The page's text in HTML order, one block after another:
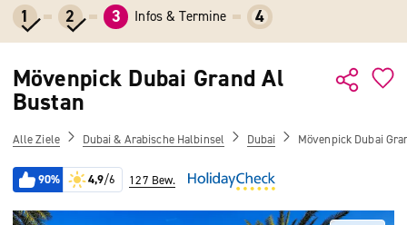
1 2 3 Infos & Termine 4
Mövenpick Dubai Grand Al
Bustan
Alle Ziele Dubai & Arabische Halbinsel Dubai Mövenpick Dubai
90% 4,9/6 127 Bew.